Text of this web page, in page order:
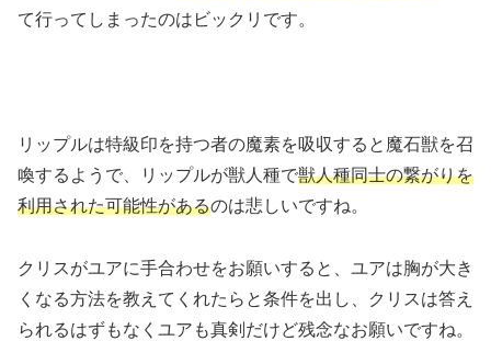
て行ってしまったのはビックリです。
リップルは特級印を持つ者の魔素を吸収すると魔石獣を召
喚するようで、リップルが獣人種で獣人種同士の繋がりを
利用された可能性があるのは悲しいですね。
クリスがユアに手合わせをお願いすると、ユアは胸が大き
くなる方法を教えてくれたらと条件を出し、クリスは答え
られるはずもなくユアも真剣だけど残念なお願いですね。